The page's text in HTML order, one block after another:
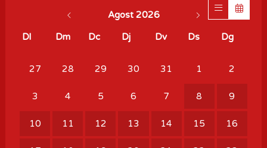
Agost 2026
Dl Dm Dc Dj Dv Ds Dg
No hi ha cap activitat aquest mes
27 28 29 30 31 1 2
3 4 5 6 7 8 9
10 11 12 13 14 15 16